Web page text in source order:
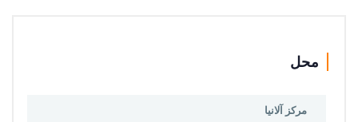
محل
مرکز آلانیا